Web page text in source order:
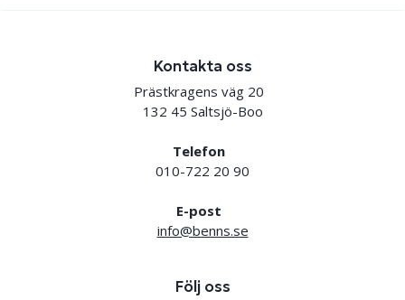
Kontakta oss
Prästkragens väg 20
132 45 Saltsjö-Boo
Telefon
010-722 20 90
E-post
info@benns.se
Följ oss